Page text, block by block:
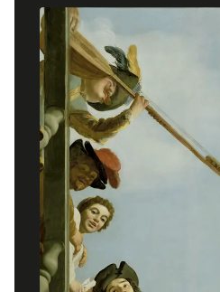
estudios de
Cámara de la Escuela de
Madrid, en la cátedra de
Günter Pichler, con beca de
Residencia. Con el Con
festivales de Alemania,
recibieron masterclasses
Müller, Hansheinz
Steinhardt o Takács
colaboraron con artistas
Jankovic, Gerhard
Candida Thompson,
Giacometti or Gerhild